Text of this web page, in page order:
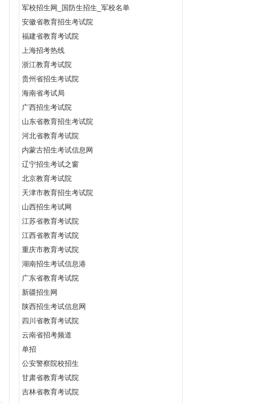
军校招生网_国防生招生_军校名单
安徽省教育招生考试院
福建省教育考试院
上海招考热线
浙江教育考试院
贵州省招生考试院
海南省考试局
广西招生考试院
山东省教育招生考试院
河北省教育考试院
内蒙古招生考试信息网
辽宁招生考试之窗
北京教育考试院
天津市教育招生考试院
山西招生考试网
江苏省教育考试院
江西省教育考试院
重庆市教育考试院
湖南招生考试信息港
广东省教育考试院
新疆招生网
陕西招生考试信息网
四川省教育考试院
云南省招考频道
单招
公安警察院校招生
甘肃省教育考试院
吉林省教育考试院